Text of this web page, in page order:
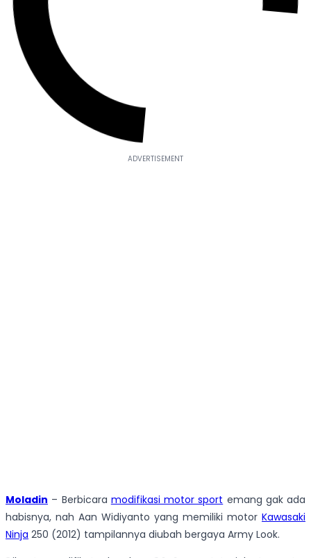
Moladin – Berbicara modifikasi motor sport emang gak ada
habisnya, nah Aan Widiyanto yang memiliki motor Kawasaki
Ninja 250 (2012) tampilannya diubah bergaya Army Look.